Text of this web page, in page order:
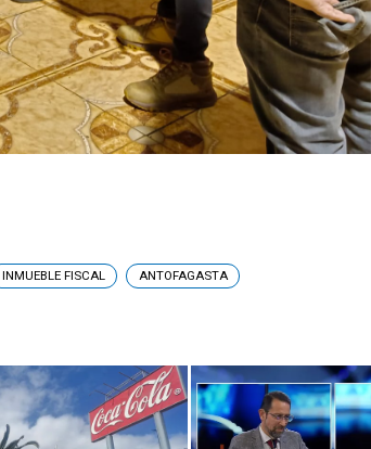
INMUEBLE FISCAL ANTOFAGASTA